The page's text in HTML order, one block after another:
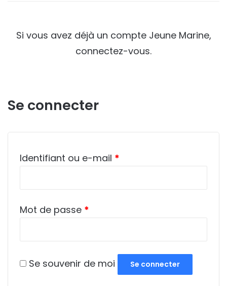
Si vous avez déjà un compte Jeune Marine,
connectez-vous.
Se connecter
Identifiant ou e-mail *
Mot de passe *
Se souvenir de moi Se connecter